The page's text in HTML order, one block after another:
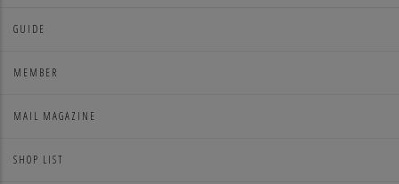
GUIDE
MEMBER
MAIL MAGAZINE
SHOP LIST